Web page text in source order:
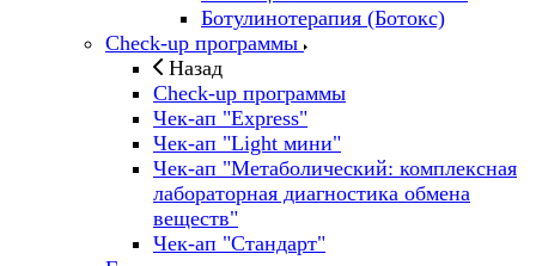
Ботулинотерапия (Ботокс)
Check-up программы
Назад
Check-up программы
Чек-ап "Express"
Чек-ап "Light мини"
Чек-ап "Метаболический: комплексная
лабораторная диагностика обмена
веществ"
Чек-ап "Стандарт"